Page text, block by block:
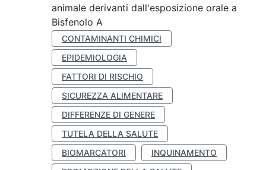
animale derivanti dall'esposizione orale a
Bisfenolo A
CONTAMINANTI CHIMICI
EPIDEMIOLOGIA
FATTORI DI RISCHIO
SICUREZZA ALIMENTARE
DIFFERENZE DI GENERE
TUTELA DELLA SALUTE
BIOMARCATORI
INQUINAMENTO